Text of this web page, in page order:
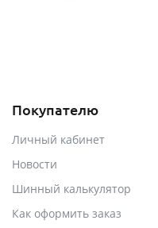
Покупателю
Личный кабинет
Новости
Шинный калькулятор
Как оформить заказ